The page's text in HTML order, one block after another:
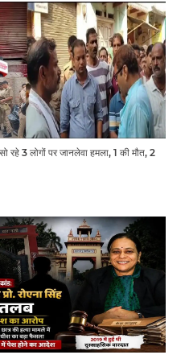
रहे 3 लोगों पर जानलेवा हमला, 1 की मौत, 2